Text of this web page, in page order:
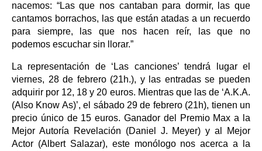
nacemos: “Las que nos cantaban para dormir, las que
cantamos borrachos, las que están atadas a un recuerdo
para siempre, las que nos hacen reír, las que no
podemos escuchar sin llorar.”
La representación de ‘Las canciones’ tendrá lugar el
viernes, 28 de febrero (21h.), y las entradas se pueden
adquirir por 12, 18 y 20 euros. Mientras que las de ‘A.K.A.
(Also Know As)’, el sábado 29 de febrero (21h), tienen un
precio único de 15 euros. Ganador del Premio Max a la
Mejor Autoría Revelación (Daniel J. Meyer) y al Mejor
Actor (Albert Salazar), este monólogo nos acerca a la